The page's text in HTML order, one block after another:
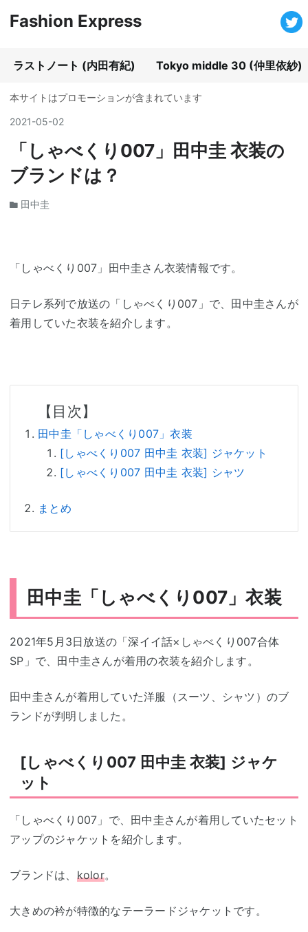
Fashion Express
ラストノート (内田有紀) Tokyo middle 30 (仲里依紗)
本サイトはプロモーションが含まれています
2021-05-02
「しゃべくり007」田中圭 衣装の
ブランドは？
田中圭
「しゃべくり007」田中圭さん衣装情報です。
日テレ系列で放送の「しゃべくり007」で、田中圭さんが
着用していた衣装を紹介します。
田中圭「しゃべくり007」衣装
[しゃべくり007 田中圭 衣装] ジャケット
[しゃべくり007 田中圭 衣装] シャツ
まとめ
田中圭「しゃべくり007」衣装
2021年5月3日放送の「深イイ話×しゃべくり007合体
SP」で、田中圭さんが着用の衣装を紹介します。
田中圭さんが着用していた洋服（スーツ、シャツ）のブ
ランドが判明しました。
[しゃべくり007 田中圭 衣装] ジャケ
ット
「しゃべくり007」で、田中圭さんが着用していたセット
アップのジャケットを紹介します。
ブランドは、 kolor。
大きめの衿が特徴的なテーラードジャケットです。